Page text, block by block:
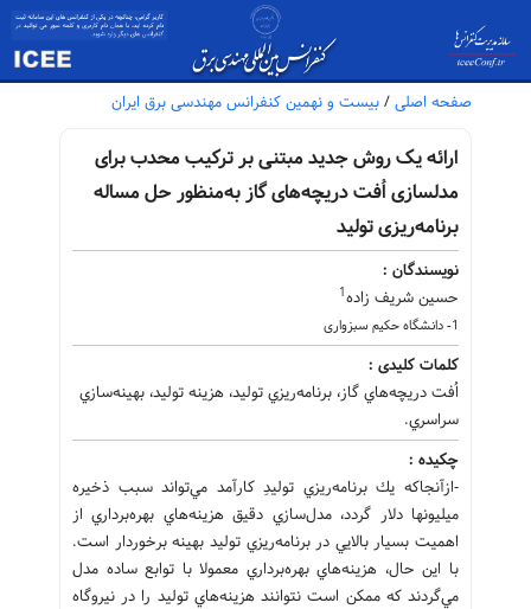
صفحه اصلی / بیست و نهمین کنفرانس مهندسی برق ایران
ارائه یک روش جدید مبتنی بر ترکیب محدب برای
مدلسازی اُفت دریچه‌های گاز به‌منظور حل مساله
برنامه‌ریزی تولید
نویسندگان :
حسین شریف زاده1
1- دانشگاه حکیم سبزواری
کلمات کلیدی :
اُفت دريچه‌هاي گاز، برنامه‌ريزي توليد، هزينه توليد، بهينه‌سازي
سراسري.
چکیده :
-ازآنجاكه يك برنامه‌ريزي توليدِ كارآمد مي‌تواند سبب ذخيره
ميليونها دلار گردد، مدل‌سازي دقيق هزينه‌هاي بهره‌برداري از
اهميت بسيار بالايي در برنامه‌ريزي توليد بهينه برخوردار است.
با اين حال،‌ هزينه‌هاي بهره‌برداري معمولا با توابع ساده مدل
مي‌گردند كه ممكن است نتوانند هزينه‌هاي توليد را در نيروگاه